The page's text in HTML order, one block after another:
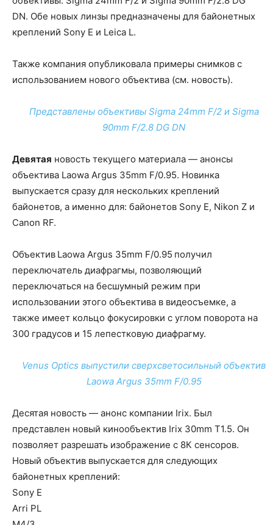
DN. Обе новых линзы предназначены для байонетных
креплений Sony E и Leica L.
Также компания опубликовала примеры снимков с
использованием нового объектива (см. новость).
Представлены объективы Sigma 24mm F/2 и Sigma
90mm F/2.8 DG DN
Девятая новость текущего материала — анонсы
объектива Laowa Argus 35mm F/0.95. Новинка
выпускается сразу для нескольких креплений
байонетов, а именно для: байонетов Sony E, Nikon Z и
Canon RF.
Объектив Laowa Argus 35mm F/0.95 получил
переключатель диафрагмы, позволяющий
переключаться на бесшумный режим при
использовании этого объектива в видеосъемке, а
также имеет кольцо фокусировки с углом поворота на
300 градусов и 15 лепестковую диафрагму.
Venus Optics выпустили сверхсветосильный объектив
Laowa Argus 35mm F/0.95
Десятая новость — анонс компании Irix. Был
представлен новый кинообъектив Irix 30mm T1.5. Он
позволяет разрешать изображение с 8К сенсоров.
Новый объектив выпускается для следующих
байонетных креплений:
Sony E
Arri PL